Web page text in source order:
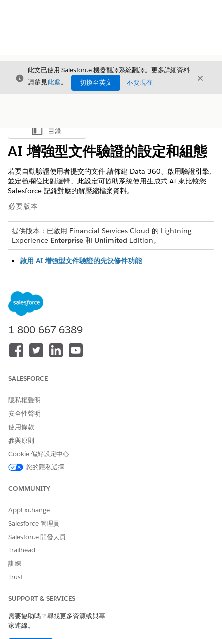
結束
此文已使用 Salesforce 機器翻譯系統翻譯。更多詳細資料
請參見此處。 切換至英文 不要現在 結束
顯示目錄
目錄
AI 增強型文件驗證的設定和組態
若要自動驗證使用者提交的文件,請佈建 Data 360、啟用驗證引擎,
並定義欄位比對邏輯。此設定可協助系統使用生成式 AI 來比較您
Salesforce 記錄對應的解壓縮檔案資料。
必要版本
提供版本：已啟用 Financial Services Cloud 的 Lightning
Experience Enterprise 和 Unlimited Edition。
啟用 AI 增強型文件驗證的先決條件功能
項目。
開啟 AI 增強型文件驗證
啟用生成式 AI 引擎,此引擎會根據您的 Salesforce 記錄,來比較
提取的文件資料。此步驟需要特定的權限,以及與 Einstein 生成
設定 AI 增強型文件驗證的文件驗證定義
應欄位。這些定義會建立 AI 比較的條件。
使用自動啟動流程,在使用者上載檔案時觸發文件提取與比較流
程。流程會將文件傳送至 AI 引擎,該引擎會根據您的驗證定義評
估內容。
1-800-667-6389
SALESFORCE
隱私權聲明
安全性聲明
使用條款
參與原則
Cookie 偏好設定中心
您的隱私選擇
COMMUNITY
AppExchange
Salesforce 管理員
Salesforce 開發人員
Trailhead
訓練
Trust
SUPPORT & SERVICES
需要協助嗎？尋找更多資源或與專
家連線。